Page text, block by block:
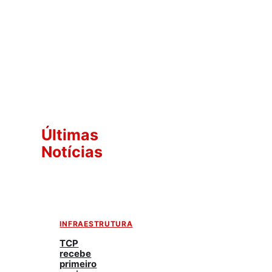
Últimas
Notícias
INFRAESTRUTURA
TCP
recebe
primeiro